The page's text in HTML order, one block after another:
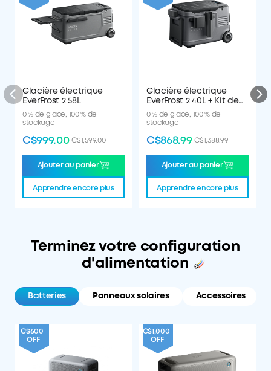
Glacière électrique
EverFrost 2 58L
0 % de glace, 100 % de
stockage
C$999.00 C$1,599.00
Ajouter au panier
Apprendre encore plus
Glacière électrique
EverFrost 2 40L + Kit de
voyage
0 % de glace, 100 % de
stockage
C$868.99 C$1,388.99
Ajouter au panier
Apprendre encore plus
Terminez votre configuration
d'alimentation
Batteries Panneaux solaires Accessoires
C$600
OFF
C$1,000
OFF